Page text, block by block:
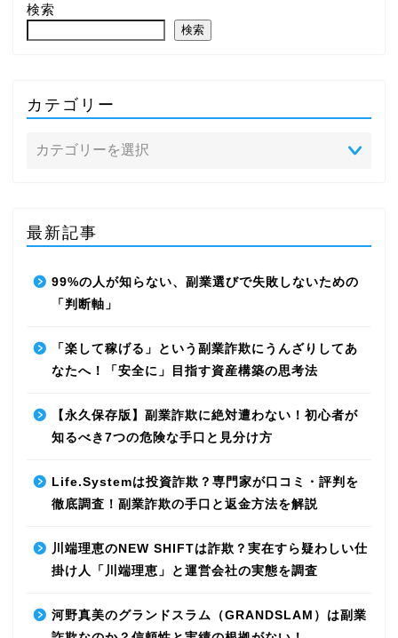
検索
検索
カテゴリー
最新記事
99%の人が知らない、副業選びで失敗しないための
「判断軸」
「楽して稼げる」という副業詐欺にうんざりしてあ
なたへ！「安全に」目指す資産構築の思考法
【永久保存版】副業詐欺に絶対遭わない！初心者が
知るべき7つの危険な手口と見分け方
Life.Systemは投資詐欺？専門家が口コミ・評判を
徹底調査！副業詐欺の手口と返金方法を解説
川端理恵のNEW SHIFTは詐欺？実在すら疑わしい仕
掛け人「川端理恵」と運営会社の実態を調査
河野真美のグランドスラム（GRANDSLAM）は副業